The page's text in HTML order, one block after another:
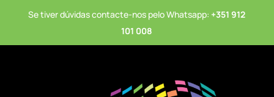
Se tiver dúvidas contacte-nos pelo Whatsapp: +351 912
101 008